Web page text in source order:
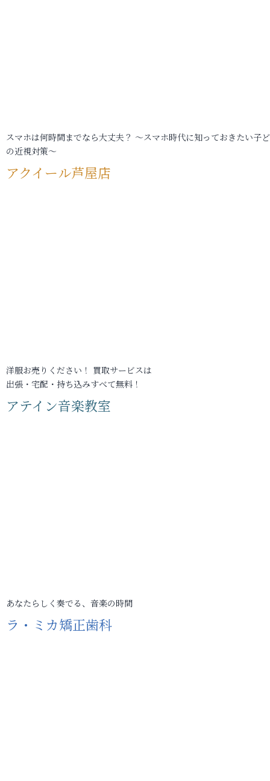
スマホは何時間までなら大丈夫？ ～スマホ時代に知っておきたい子
の近視対策～
アクイール芦屋店
洋服お売りください！ 買取サービスは
出張・宅配・持ち込みすべて無料！
アテイン音楽教室
あなたらしく奏でる、音楽の時間
ラ・ミカ矯正歯科